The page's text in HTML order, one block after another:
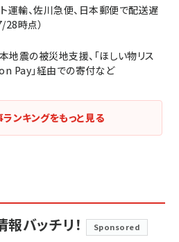
運輸、佐川急便、日本郵便で配送遅
時点）
震の被災地支援、「ほしい物リス
Pay」経由での寄付など
ンキングをもっと見る
バッチリ！ Sponsored